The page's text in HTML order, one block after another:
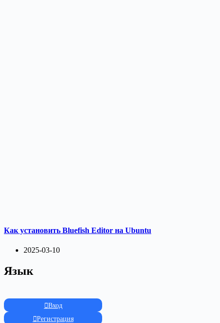
Как установить Bluefish Editor на Ubuntu
2025-03-10
Язык
Вход
Регистрация